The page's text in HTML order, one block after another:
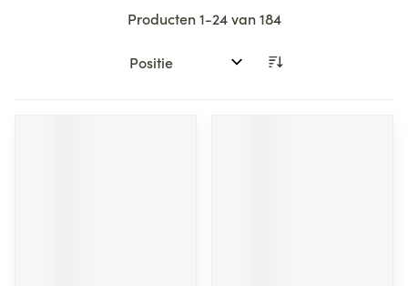
Producten1-24van184
Sorteer op: